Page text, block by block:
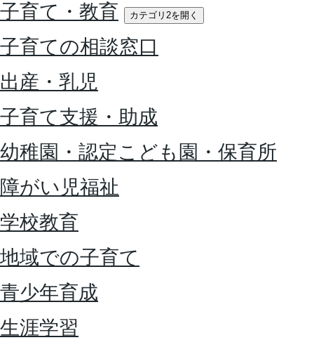
子育て・教育
カテゴリ2を開く
子育ての相談窓口
出産・乳児
子育て支援・助成
幼稚園・認定こども園・保育所
障がい児福祉
学校教育
地域での子育て
青少年育成
生涯学習